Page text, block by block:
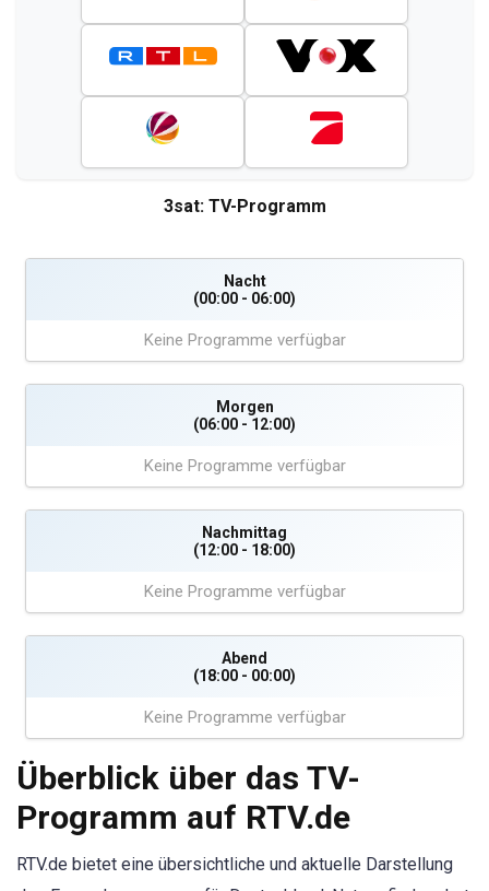
3sat: TV-Programm
Nacht
(00:00 - 06:00)
Keine Programme verfügbar
Morgen
(06:00 - 12:00)
Keine Programme verfügbar
Nachmittag
(12:00 - 18:00)
Keine Programme verfügbar
Abend
(18:00 - 00:00)
Keine Programme verfügbar
Überblick über das TV-
Programm auf RTV.de
RTV.de bietet eine übersichtliche und aktuelle Darstellung